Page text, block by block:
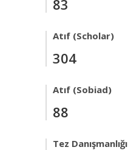
83
Atıf (Scholar)
304
Atıf (Sobiad)
88
Tez Danışmanlığı